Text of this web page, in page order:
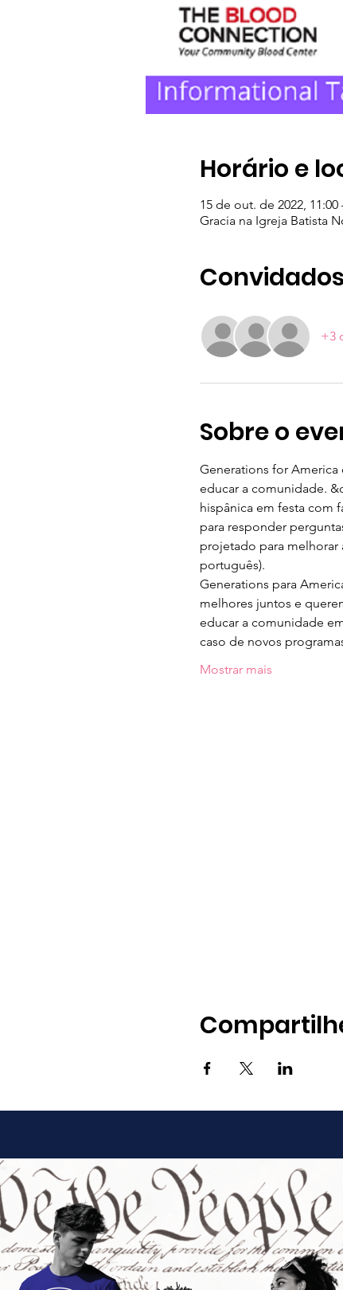
Horário e
15 de out. de 2022, 11:00
Gracia na Igreja Batista
Convidados
+3
Sobre o
Generations for
educar a comunidade.
hispânica em festa com
para responder
projetado para melhorar
português).
Generations para
melhores juntos e
educar a comunidade
caso de novos
Mostrar mais